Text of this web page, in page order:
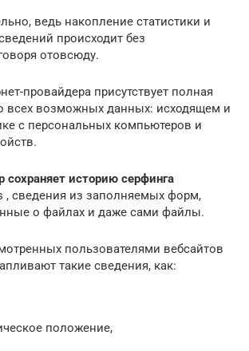
ведь накопление статистики и
происходит без
отовсюду.
провайдера присутствует полная
всех возможных данных: исходящем и
с персональных компьютеров и
историю серфинга
, сведения из заполняемых форм,
о файлах и даже сами файлы.
пользователями вебсайтов
такие сведения, как:
положение,